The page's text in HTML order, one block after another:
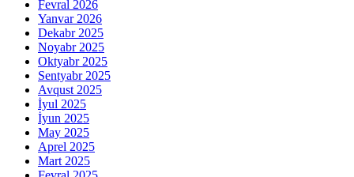
Fevral 2026
Yanvar 2026
Dekabr 2025
Noyabr 2025
Oktyabr 2025
Sentyabr 2025
Avqust 2025
İyul 2025
İyun 2025
May 2025
Aprel 2025
Mart 2025